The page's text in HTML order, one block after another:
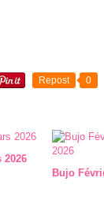
Repost 0
2026
Bujo